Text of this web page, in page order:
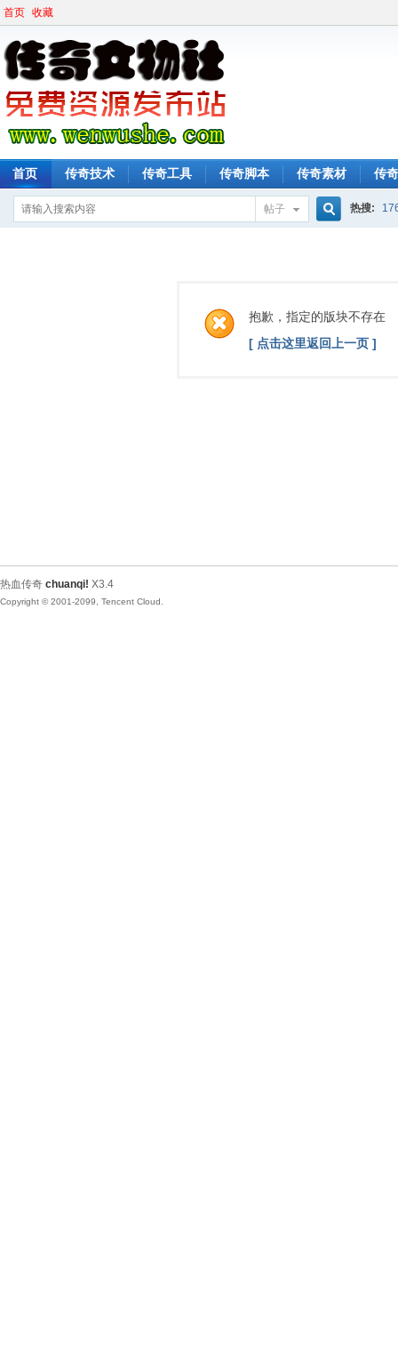
首页 收藏
首页 传奇技术 传奇工具 传奇脚本 传奇素材 传
帖子
索
热搜:
抱歉，指定的版块不存在
[ 点击这里返回上一页 ]
热血传奇 chuanqi! X3.4
Copyright © 2001-2099, Tencent Cloud.